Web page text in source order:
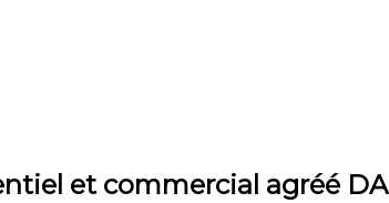
et commercial agréé DA